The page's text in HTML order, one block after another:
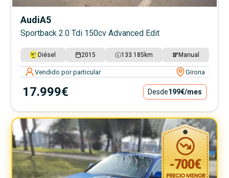
AudiA5
Sportback 2.0 Tdi 150cv Advanced Edit
Diésel 2015 133.185 km Manual
Vendido por particular Girona
17.999€ Desde199€/mes
-700€